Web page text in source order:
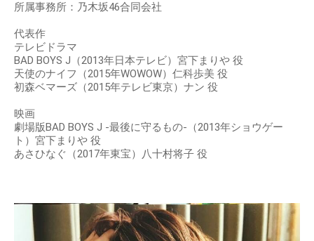
所属事務所：乃木坂46合同会社
代表作
テレビドラマ
BAD BOYS J（2013年日本テレビ）宮下まりや 役
天使のナイフ（2015年WOWOW）仁科歩美 役
初森ベマーズ（2015年テレビ東京）ナン 役
映画
劇場版BAD BOYS J -最後に守るもの-（2013年ショウゲー
ト）宮下まりや 役
あさひなぐ（2017年東宝）八十村将子 役